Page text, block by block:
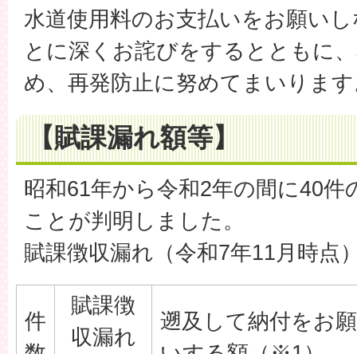
水道使用料のお支払いをお願い
とに深くお詫びをするとともに
め、再発防止に努めてまいりま
【賦課漏れ額等】
昭和61年から令和2年の間に40件
ことが判明しました。
賦課徴収漏れ（令和7年11月時点
件
賦課徴
収漏れ
遡及して納付をお願